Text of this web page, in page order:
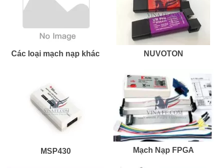
Các loại mạch nạp khác NUVOTON
MSP430 Mạch Nạp FPGA